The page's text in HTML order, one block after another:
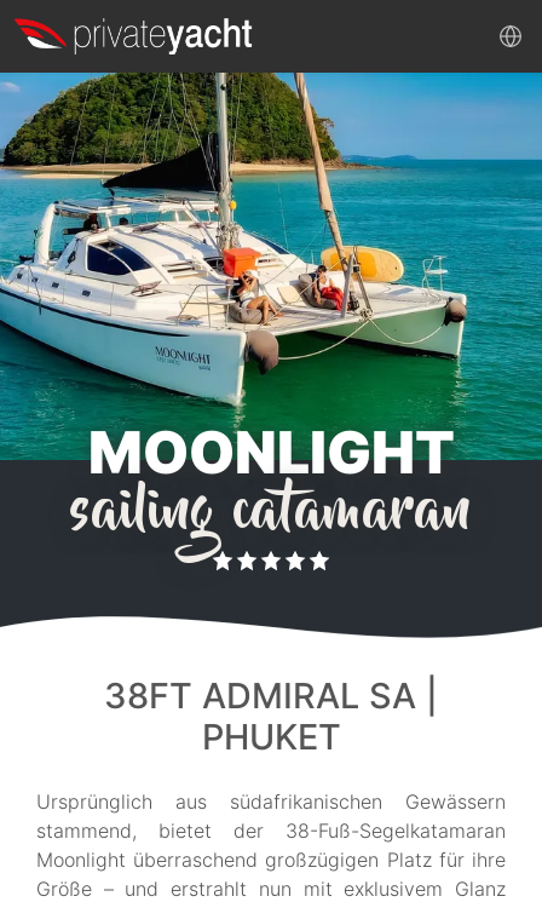
MOONLIGHT
sailing catamaran
38FT ADMIRAL SA |
PHUKET
Ursprünglich aus südafrikanischen Gewässern
stammend, bietet der 38-Fuß-Segelkatamaran
Moonlight überraschend großzügigen Platz für ihre
Größe – und erstrahlt nun mit exklusivem Glanz